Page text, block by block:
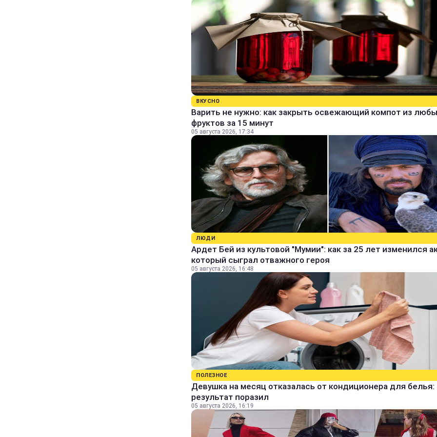
ВКУСНО
Варить не нужно: как закрыть освежающий компот из
фруктов за 15 минут
05 августа 2026, 17:34
ЛЮДИ
Ардет Бей из культовой "Мумии": как за 25 лет изменился
который сыграл отважного героя
05 августа 2026, 16:48
ПОЛЕЗНОЕ
Девушка на месяц отказалась от кондиционера для белья:
результат поразил
05 августа 2026, 16:19